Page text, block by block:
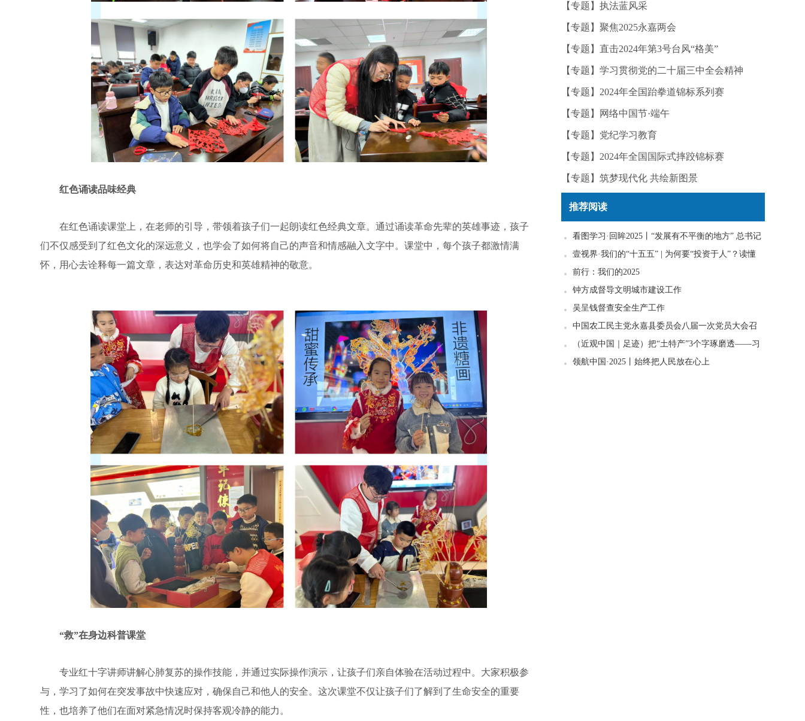
红色诵读品味经典
在红色诵读课堂上，在老师的引导，带领着孩子们一起朗读红色经典文章。通过诵读革命先辈的英雄事迹，孩子
们不仅感受到了红色文化的深远意义，也学会了如何将自己的声音和情感融入文字中。课堂中，每个孩子都激情满
怀，用心去诠释每一篇文章，表达对革命历史和英雄精神的敬意。
“救”在身边科普课堂
专业红十字讲师讲解心肺复苏的操作技能，并通过实际操作演示，让孩子们亲自体验在活动过程中。大家积极参
与，学习了如何在突发事故中快速应对，确保自己和他人的安全。这次课堂不仅让孩子们了解到了生命安全的重要
性，也培养了他们在面对紧急情况时保持客观冷静的能力。
【专题】执法蓝风采
【专题】聚焦2025永嘉两会
【专题】直击2024年第3号台风“格美”
【专题】学习贯彻党的二十届三中全会精神
【专题】2024年全国跆拳道锦标系列赛
【专题】网络中国节·端午
【专题】党纪学习教育
【专题】2024年全国国际式摔跤锦标赛
【专题】筑梦现代化 共绘新图景
推荐阅读
看图学习·回眸2025丨“发展有不平衡的地方” 总书记
一直惦念在心
壹视界·我们的“十五五” | 为何要“投资于人”？读懂
政策里的发展密码
前行：我们的2025
钟方成督导文明城市建设工作
吴呈钱督查安全生产工作
中国农工民主党永嘉县委员会八届一次党员大会召
开
（近观中国｜足迹）把“土特产”3个字琢磨透——习
近平走进柚子园
领航中国·2025丨始终把人民放在心上